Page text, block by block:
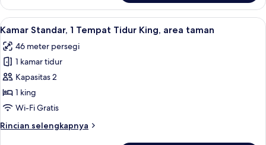
Kamar
Mewah,
2
Tidur
Queen
Lihat
semua
foto
untuk
Kamar
Standar,
1
Tidur
Kamar Standar, 1 Tempat Tidur
3
Kamar Standar, 1 Tempat Tidur King, area taman
46 meter persegi
1 kamar tidur
Kapasitas 2
1 king
Wi-Fi Gratis
Rincian selengkapnya
Rincian